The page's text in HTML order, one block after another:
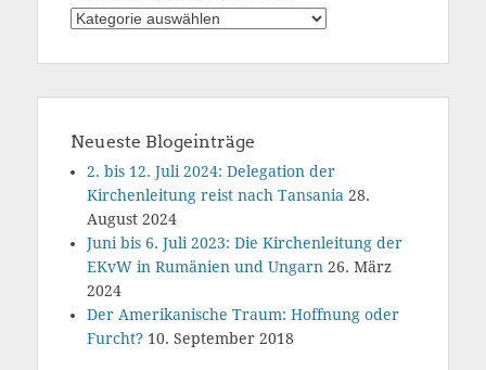
Beiträge
Reisezielen
Neueste Blogeinträge
2. bis 12. Juli 2024: Delegation der
Kirchenleitung reist nach Tansania 28.
August 2024
Juni bis 6. Juli 2023: Die Kirchenleitung der
EKvW in Rumänien und Ungarn 26. März
2024
Der Amerikanische Traum: Hoffnung oder
Furcht? 10. September 2018